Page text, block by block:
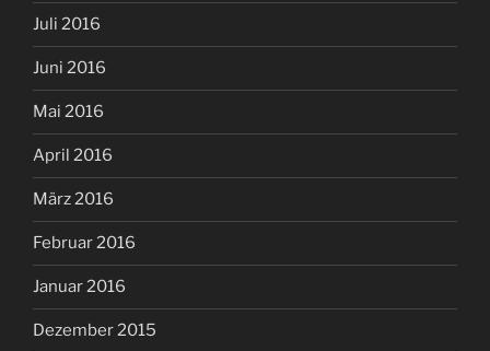
Juli 2016
Juni 2016
Mai 2016
April 2016
März 2016
Februar 2016
Januar 2016
Dezember 2015